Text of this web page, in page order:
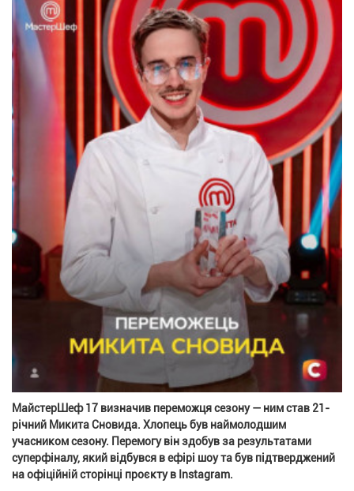
МайстерШеф 17 визначив переможця сезону — ним став 21-
річний Микита Сновида. Хлопець був наймолодшим
учасником сезону. Перемогу він здобув за результатами
суперфіналу, який відбувся в ефірі шоу та був підтверджений
на офіційній сторінці проєкту в Instagram.